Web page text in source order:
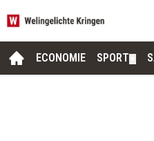
ECONOMIE SPORT